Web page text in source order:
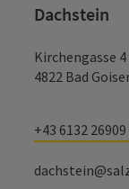
Dachstein
Kirchengasse 4
4822 Bad
+43 6132 26909